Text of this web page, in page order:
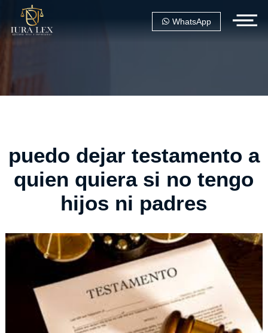
WhatsApp
puedo dejar testamento a
quien quiera si no tengo
hijos ni padres